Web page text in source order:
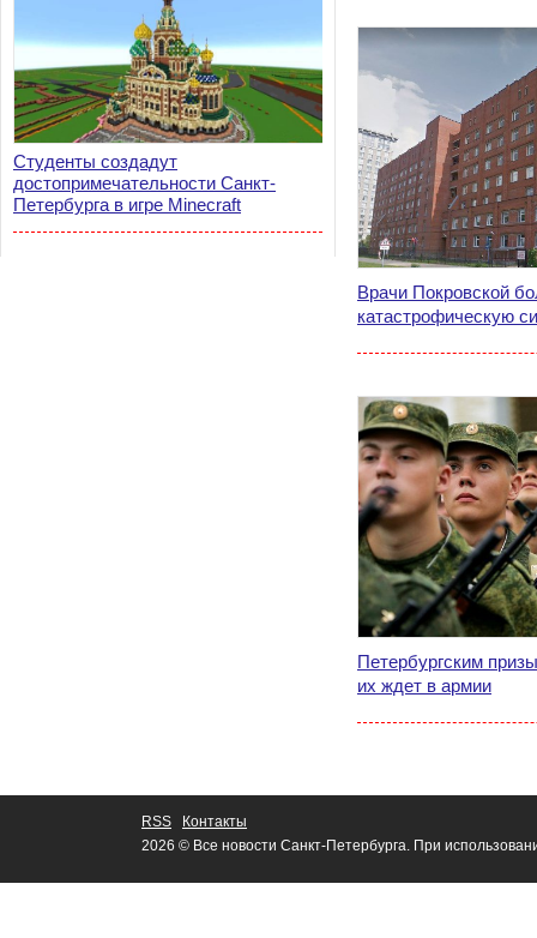
Студенты создадут
достопримечательности Санкт-
Петербурга в игре Minecraft
Врачи Покровской
катастрофическую
Петербургским
их ждет в армии
RSS
Контакты
2026 © Все новости Санкт-Петербурга. При